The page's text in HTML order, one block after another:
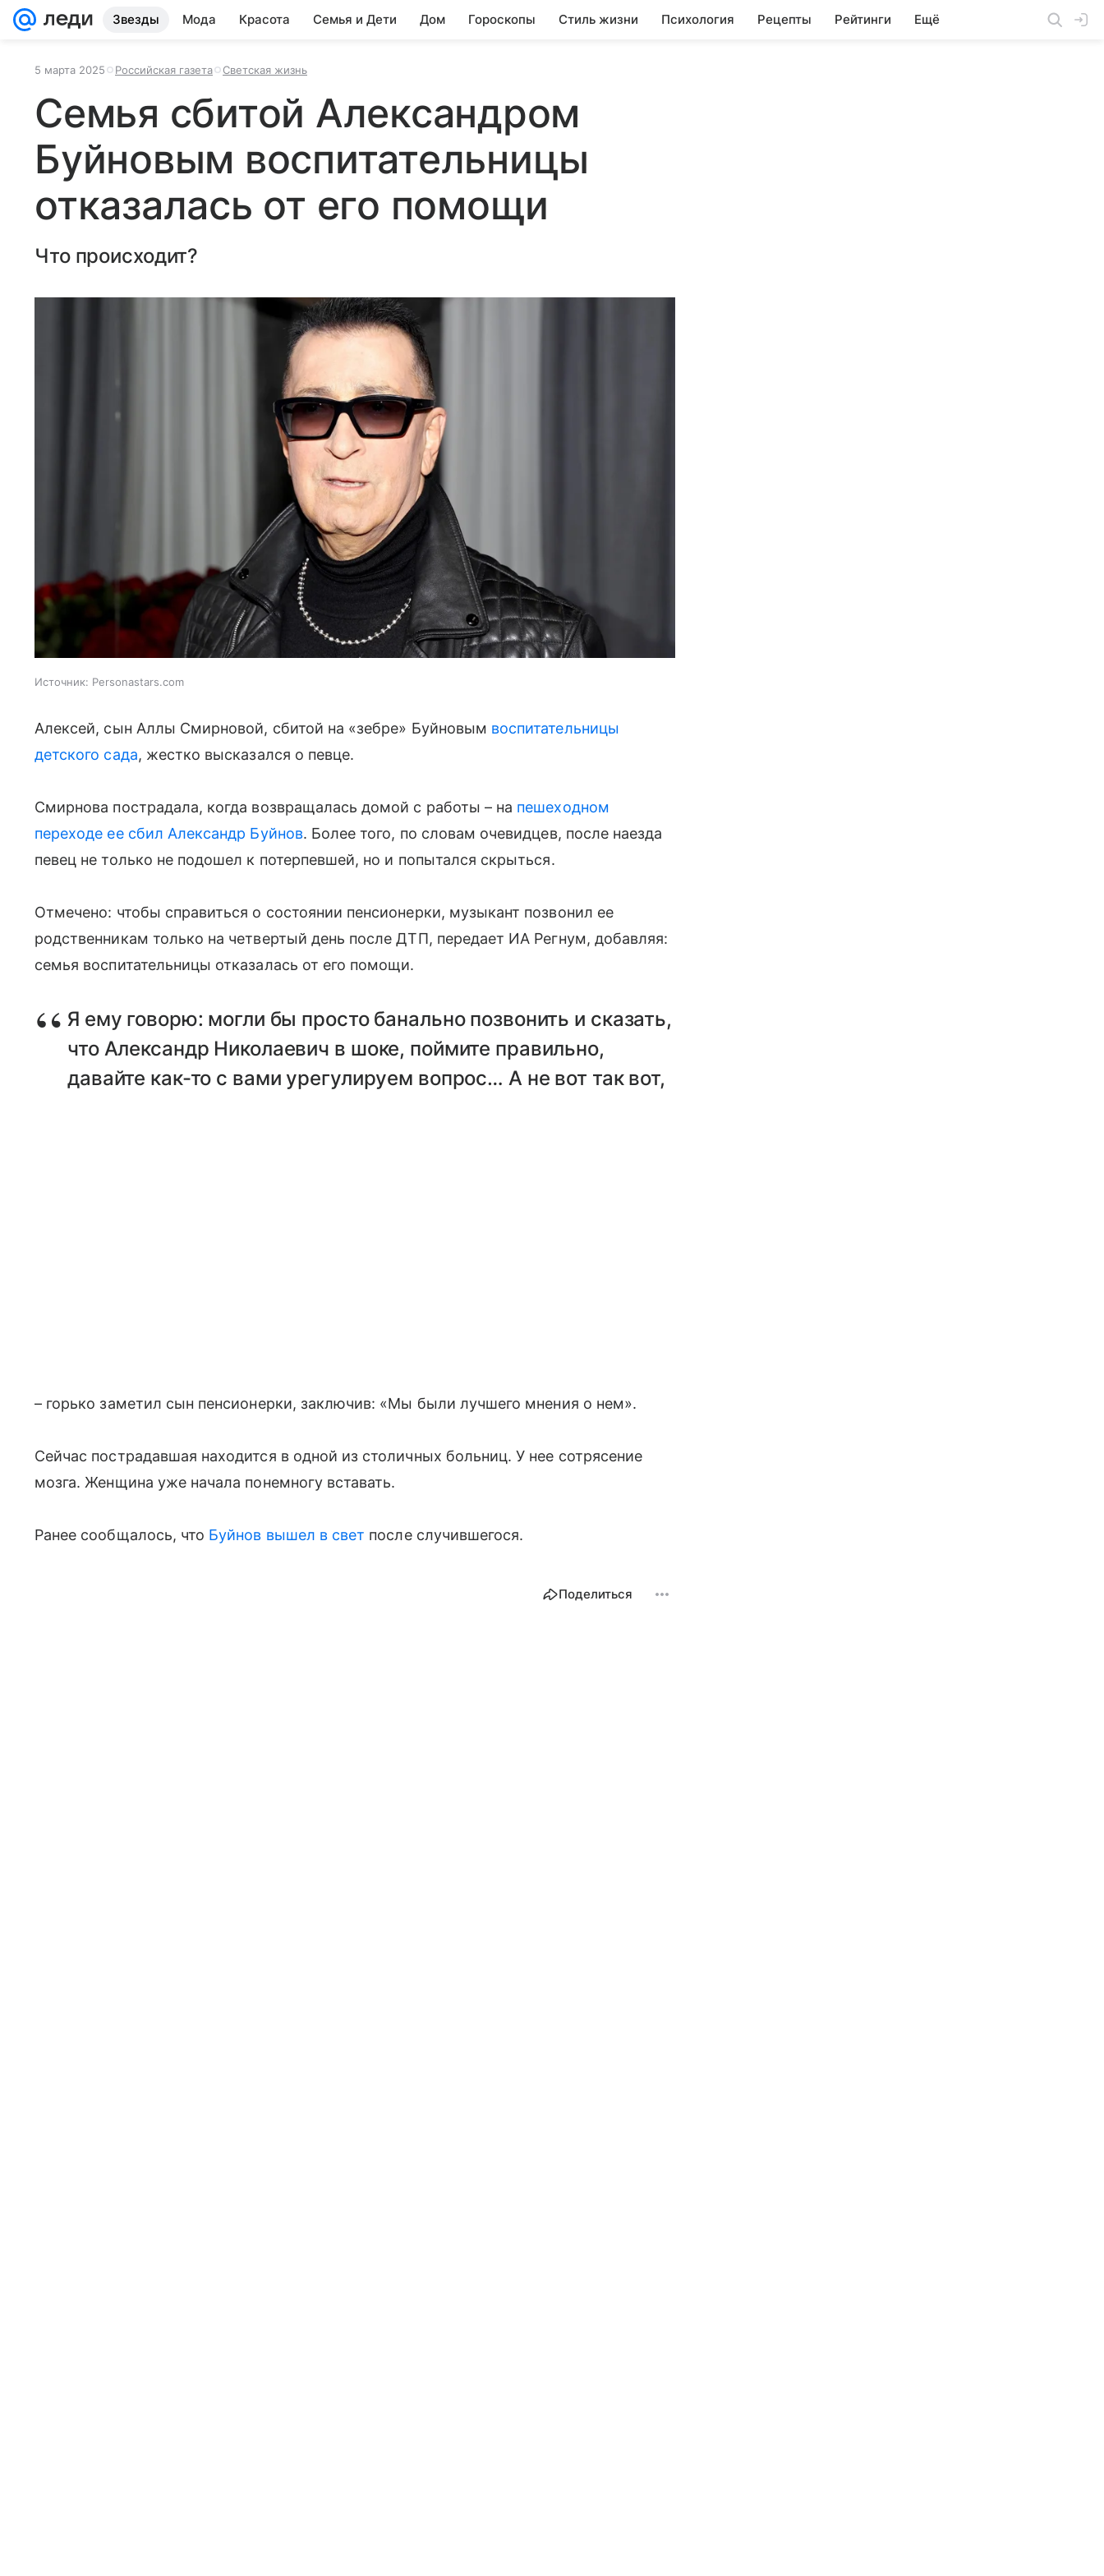
Звезды Мода Красота Семья и Дети Дом Гороскопы Стиль жизни Психология Рецепты Рейтинги Ещё
5 марта 2025 Российская газета Светская жизнь
Семья сбитой Александром
Буйновым воспитательницы
отказалась от его помощи
Что происходит?
Источник: Personastars.com
Алексей, сын Аллы Смирновой, сбитой на «зебре» Буйновым воспитательницы
детского сада, жестко высказался о певце.
Смирнова пострадала, когда возвращалась домой с работы – на пешеходном
переходе ее сбил Александр Буйнов. Более того, по словам очевидцев, после наезда
певец не только не подошел к потерпевшей, но и попытался скрыться.
Отмечено: чтобы справиться о состоянии пенсионерки, музыкант позвонил ее
родственникам только на четвертый день после ДТП, передает ИА Регнум, добавляя:
семья воспитательницы отказалась от его помощи.
Я ему говорю: могли бы просто банально позвонить и сказать,
что Александр Николаевич в шоке, поймите правильно,
давайте как-то с вами урегулируем вопрос… А не вот так вот,
– горько заметил сын пенсионерки, заключив: «Мы были лучшего мнения о нем».
Сейчас пострадавшая находится в одной из столичных больниц. У нее сотрясение
мозга. Женщина уже начала понемногу вставать.
Ранее сообщалось, что Буйнов вышел в свет после случившегося.
Поделиться